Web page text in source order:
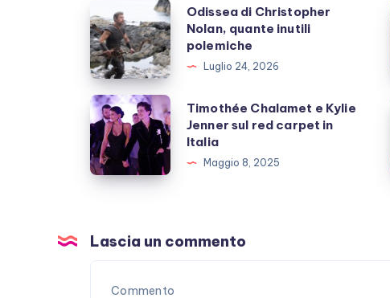
Odissea
di
Christopher
Nolan,
quante
inutili
polemiche
Odissea di Christopher
Nolan, quante inutili
polemiche
Luglio 24, 2026
Timothée
Chalamet
e
Kylie
red
carpet
Timothée Chalamet e Kylie
Jenner sul red carpet in
Italia
Maggio 8, 2025
Lascia un commento